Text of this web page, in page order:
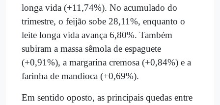
longa vida (+11,74%). No acumulado do
trimestre, o feijão sobe 28,11%, enquanto o
leite longa vida avança 6,80%. Também
subiram a massa sêmola de espaguete
(+0,91%), a margarina cremosa (+0,84%) e a
farinha de mandioca (+0,69%).
Em sentido oposto, as principais quedas entre